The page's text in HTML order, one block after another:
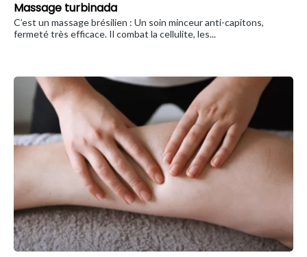
Massage turbinada
C’est un massage brésilien : Un soin minceur anti-capitons,
fermeté très efficace. Il combat la cellulite, les...